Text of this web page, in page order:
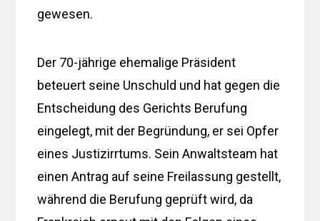
gewesen.
Der 70-jährige ehemalige Präsident
beteuert seine Unschuld und hat gegen die
Entscheidung des Gerichts Berufung
eingelegt, mit der Begründung, er sei Opfer
eines Justizirrtums. Sein Anwaltsteam hat
einen Antrag auf seine Freilassung gestellt,
während die Berufung geprüft wird, da